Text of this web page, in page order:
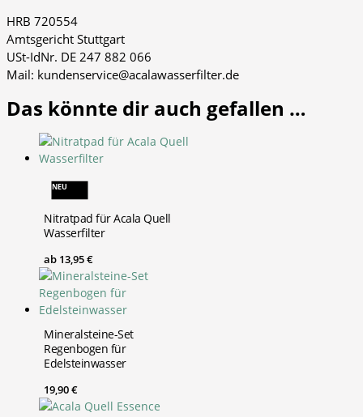
HRB 720554
Amtsgericht Stuttgart
USt-IdNr. DE 247 882 066
Mail: kundenservice@acalawasserfilter.de
Das könnte dir auch gefallen …
NEU
Nitratpad für Acala Quell
Wasserfilter
ab 13,95€
Mineralsteine-Set
Regenbogen für
Edelsteinwasser
19,90€